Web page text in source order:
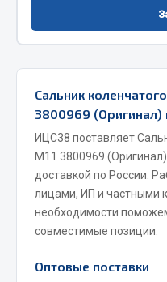
Угольники
Весь раздел
Инструмент
Автомобильный
Измерительный
Сальник
3800969 (Оригинал)
ИЦС38 поставляет
M11 3800969
доставкой по России.
лицами, ИП и частными
необходимости
совместимые позиции.
Оптовые поставки